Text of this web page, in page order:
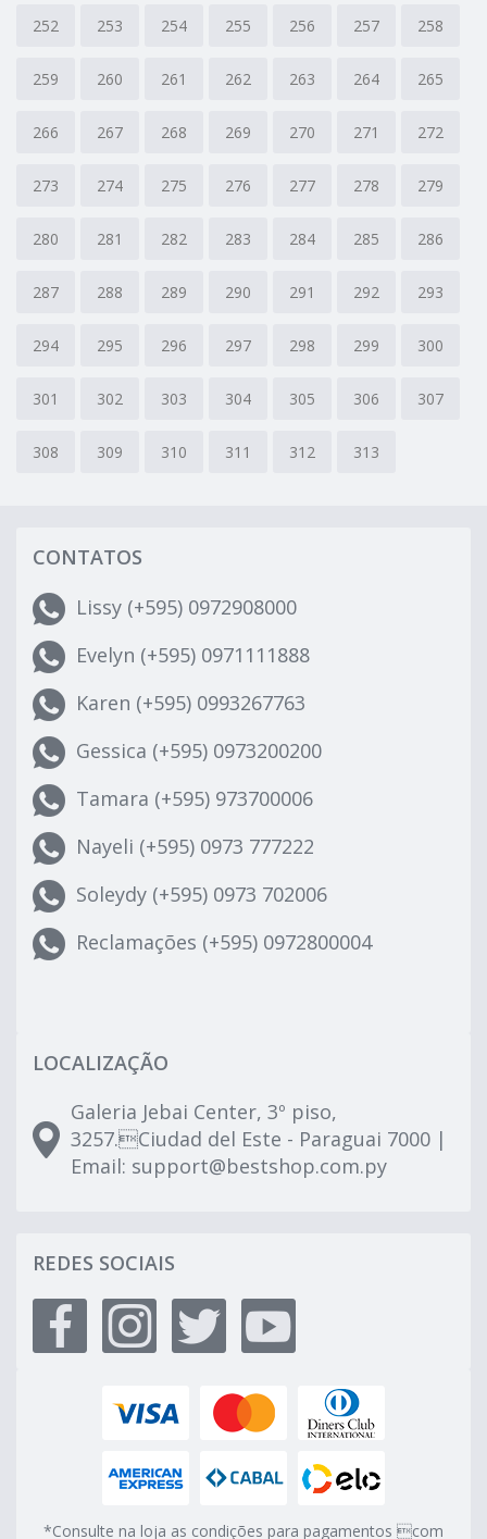
252 253 254 255 256 257 258
259 260 261 262 263 264 265
266 267 268 269 270 271 272
273 274 275 276 277 278 279
280 281 282 283 284 285 286
287 288 289 290 291 292 293
294 295 296 297 298 299 300
301 302 303 304 305 306 307
308 309 310 311 312 313
CONTATOS
Lissy (+595) 0972908000
Evelyn (+595) 0971111888
Karen (+595) 0993267763
Gessica (+595) 0973200200
Tamara (+595) 973700006
Nayeli (+595) 0973 777222
Soleydy (+595) 0973 702006
Reclamações (+595) 0972800004
LOCALIZAÇÃO
Galeria Jebai Center, 3º piso,
3257.Ciudad del Este - Paraguai 7000 |
Email: support@bestshop.com.py
REDES SOCIAIS
*Consulte na loja as condições para pagamentos com